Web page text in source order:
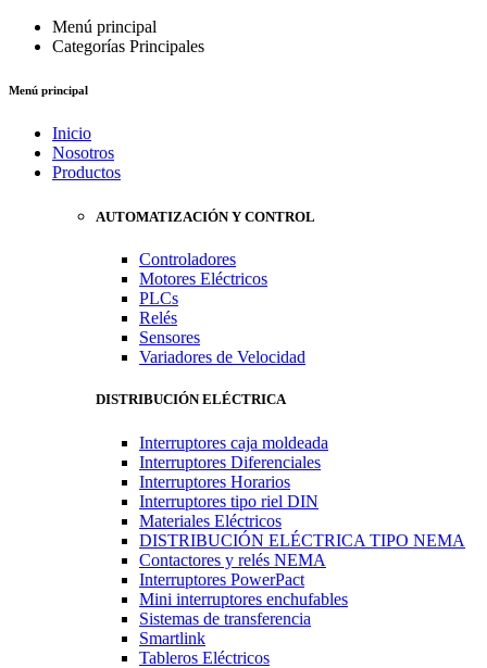
Menú principal
Categorías Principales
Menú principal
Inicio
Nosotros
Productos
AUTOMATIZACIÓN Y CONTROL
Controladores
Motores Eléctricos
PLCs
Relés
Sensores
Variadores de Velocidad
DISTRIBUCIÓN ELÉCTRICA
Interruptores caja moldeada
Interruptores Diferenciales
Interruptores Horarios
Interruptores tipo riel DIN
Materiales Eléctricos
DISTRIBUCIÓN ELÉCTRICA TIPO NEMA
Contactores y relés NEMA
Interruptores PowerPact
Mini interruptores enchufables
Sistemas de transferencia
Smartlink
Tableros Eléctricos